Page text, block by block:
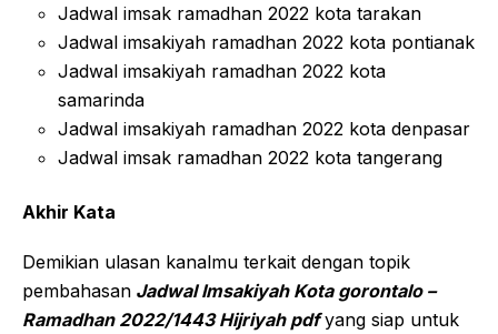
Jadwal imsak ramadhan 2022 kota tarakan
Jadwal imsakiyah ramadhan 2022 kota pontianak
Jadwal imsakiyah ramadhan 2022 kota
samarinda
Jadwal imsakiyah ramadhan 2022 kota denpasar
Jadwal imsak ramadhan 2022 kota tangerang
Akhir Kata
Demikian ulasan kanalmu terkait dengan topik
pembahasan Jadwal Imsakiyah Kota gorontalo –
Ramadhan 2022/1443 Hijriyah pdfyang siap untuk